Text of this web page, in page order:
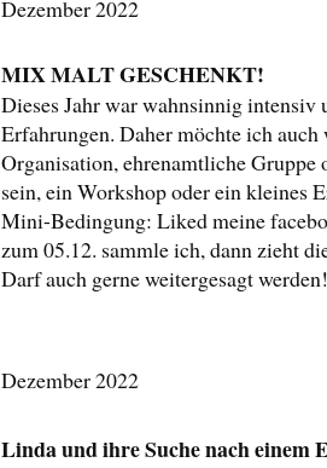
Dezember 2022
MIX MALT GESCHENKT!
Dieses Jahr war wahnsinnig
Erfahrungen. Daher möchte ich
Organisation, ehrenamtliche
sein, ein Workshop oder ein kleines
Mini-Bedingung: Liked meine
zum 05.12. sammle ich, dann zieht
Darf auch gerne weitergesagt werden!
Dezember 2022
Linda und ihre Suche nach einem